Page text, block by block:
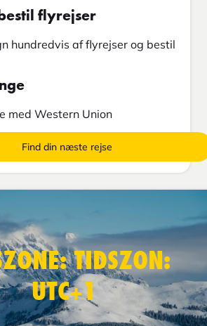
flyrejser
hundredvis af flyrejser og bestil
med Western Union
Find din næste rejse
TIDSZON:
UTC+1